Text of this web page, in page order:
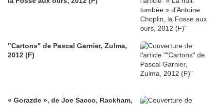
"Cartons" de Pascal Garnier, Zulma,
2012 (F)
« Gorazde », de Joe Sacco, Rackham,